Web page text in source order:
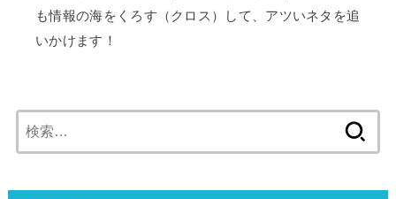
も情報の海をくろす（クロス）して、アツいネタを追
いかけます！
索: